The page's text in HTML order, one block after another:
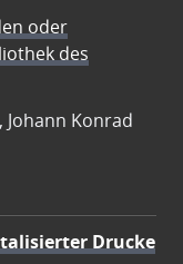
oder
des
Konrad
Drucke